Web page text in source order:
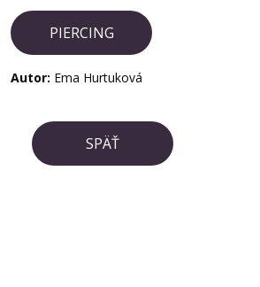
PIERCING
Autor: Ema Hurtuková
SPÄŤ